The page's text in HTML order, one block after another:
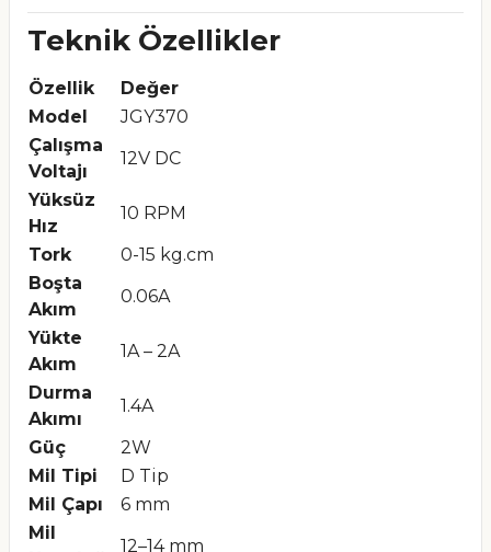
Teknik Özellikler
Özellik
Değer
Model
JGY370
Çalışma
Voltajı
12V DC
Yüksüz
Hız
10 RPM
Tork
0-15 kg.cm
Boşta
Akım
0.06A
Yükte
Akım
1A – 2A
Durma
Akımı
1.4A
Güç
2W
Mil Tipi
D Tip
Mil Çapı
6 mm
Mil
12–14 mm